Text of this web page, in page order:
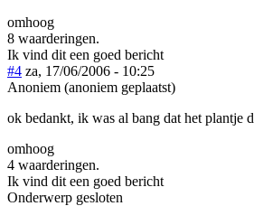
omhoog
8 waarderingen.
Ik vind dit een goed bericht
#4 za, 17/06/2006 - 10:25
Anoniem (anoniem geplaatst)
ok bedankt, ik was al bang dat het plantje
omhoog
4 waarderingen.
Ik vind dit een goed bericht
Onderwerp gesloten